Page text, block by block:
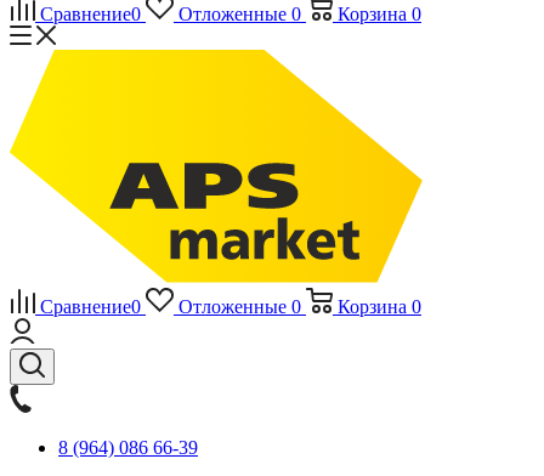
Сравнение0 Отложенные 0 Корзина 0
Сравнение0 Отложенные 0 Корзина 0
8 (964) 086 66-39